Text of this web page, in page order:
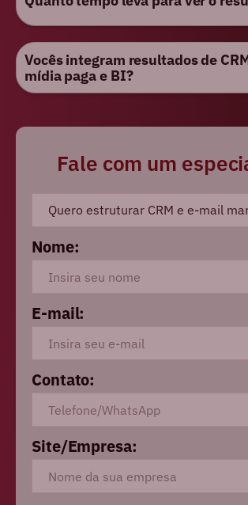
Vocês integram resultados de
mídia paga e BI?
Fale com um
Nome:
E-mail:
Contato:
Site/Empresa: